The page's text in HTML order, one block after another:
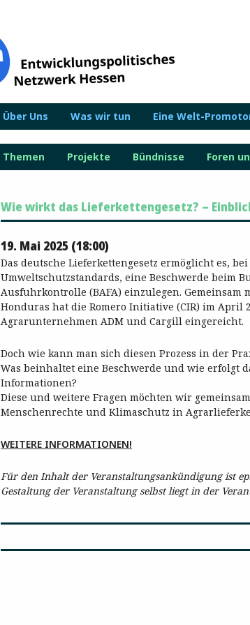
Über Uns Was wir tun Eine Welt-
Themen Projekte Bündnisse Foren
Wie wirkt das Lieferkettengesetz? –
19. Mai 2025 (18:00)
Das deutsche Lieferkettengesetz ermöglicht es,
Umweltschutzstandards, eine Beschwerde beim
Ausfuhrkontrolle (BAFA) einzulegen.
Honduras hat die Romero Initiative (CIR) im April
Agrarunternehmen ADM und Cargill eingereicht.
Doch wie kann man sich diesen Prozess in der
Was beinhaltet eine Beschwerde und wie erfolgt
Informationen?
Diese und weitere Fragen möchten wir
Menschenrechte und Klimaschutz in
WEITERE INFORMATIONEN!
Für den Inhalt der Veranstaltungsankündigung ist
Gestaltung der Veranstaltung selbst liegt in der